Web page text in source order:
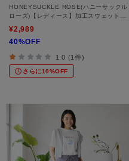
HONEYSUCKLE ROSE(ハニーサックル
ローズ)【レディース】加工スウェットパ
¥2,989
40%OFF
1.0 (1件)
さらに10%OFF